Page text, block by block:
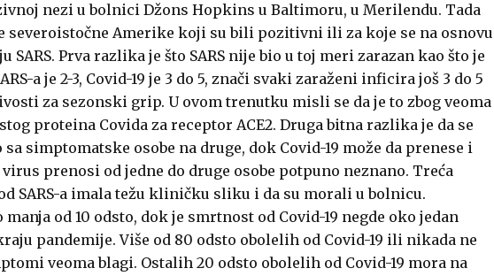
nezi u bolnici Džons Hopkins u Baltimoru, u Merilendu. Tada
severoistočne Amerike koji su bili pozitivni ili za koje se na osnovu
Prva razlika je što SARS nije bio u toj meri zarazan kao što je
a je 2-3, Covid-19 je 3 do 5, znači svaki zaraženi inficira još 3 do 5
za sezonski grip. U ovom trenutku misli se da je to zbog veoma
proteina Covida za receptor ACE2. Druga bitna razlika je da se
simptomatske osobe na druge, dok Covid-19 može da prenese i
prenosi od jedne do druge osobe potpuno neznano. Treća
SARS-a imala težu kliničku sliku i da su morali u bolnicu.
manja od 10 odsto, dok je smrtnost od Covid-19 negde oko jedan
pandemije. Više od 80 odsto obolelih od Covid-19 ili nikada ne
veoma blagi. Ostalih 20 odsto obolelih od Covid-19 mora na